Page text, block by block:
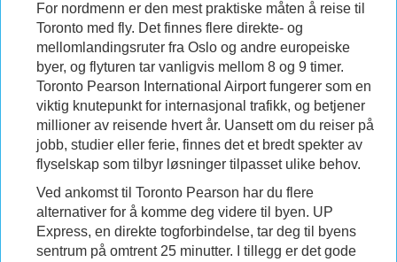
For nordmenn er den mest praktiske måten å reise til
Toronto med fly. Det finnes flere direkte- og
mellomlandingsruter fra Oslo og andre europeiske
byer, og flyturen tar vanligvis mellom 8 og 9 timer.
Toronto Pearson International Airport fungerer som en
viktig knutepunkt for internasjonal trafikk, og betjener
millioner av reisende hvert år. Uansett om du reiser på
jobb, studier eller ferie, finnes det et bredt spekter av
flyselskap som tilbyr løsninger tilpasset ulike behov.
Ved ankomst til Toronto Pearson har du flere
alternativer for å komme deg videre til byen. UP
Express, en direkte togforbindelse, tar deg til byens
sentrum på omtrent 25 minutter. I tillegg er det gode